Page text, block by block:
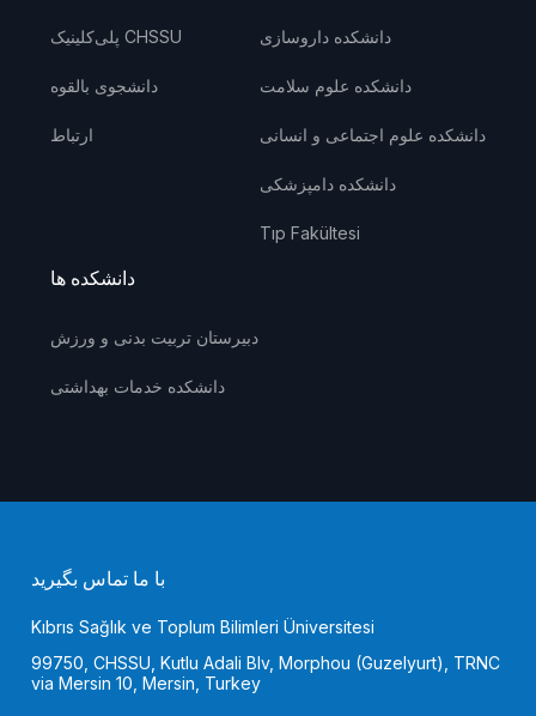
با ما تماس بگیرید
Kıbrıs Sağlık ve Toplum Bilimleri Üniversitesi
99750, CHSSU, Kutlu Adali Blv, Morphou (Guzelyurt), TRNC
via Mersin 10, Mersin, Turkey
پلی‌کلینیک CHSSU
دانشجوی بالقوه
ارتباط
دانشکده داروسازی
دانشکده علوم سلامت
دانشکده علوم اجتماعی و انسانی
دانشکده دامپزشکی
Tıp Fakültesi
دانشکده ها
دبیرستان تربیت بدنی و ورزش
دانشکده خدمات بهداشتی